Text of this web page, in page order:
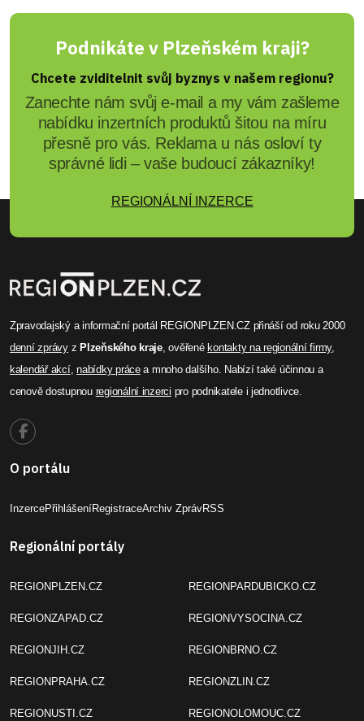
Podnikáte v Plzeňském kraji?
Chcete zviditelnit svůj byznys v našem regionu?
Zanechte nám svůj e-mail a my vám zašleme
nabídku inzertních produktů šitou na míru
přesně pro vás. Reklama u nás osloví ty
správné lidi – vaše budoucí zákazníky!
REGIONÁLNÍ INZERCE
Zpravodajský a informační portál REGIONPLZEN.CZ přináší od roku 2000
denní zprávyz Plzeňského kraje, ověřené kontakty na regionální firmy,
kalendář akcí,nabídky prácea mnoho dalšího. Nabízí také účinnou a
cenově dostupnou regionální inzerci pro podnikatele i jednotlivce.
O portálu
InzercePřihlášeníRegistraceArchiv ZprávRSS
Regionální portály
REGIONPLZEN.CZ
REGIONZAPAD.CZ
REGIONJIH.CZ
REGIONPRAHA.CZ
REGIONUSTI.CZ
REGIONPARDUBICKO.CZ
REGIONVYSOCINA.CZ
REGIONBRNO.CZ
REGIONZLIN.CZ
REGIONOLOMOUC.CZ